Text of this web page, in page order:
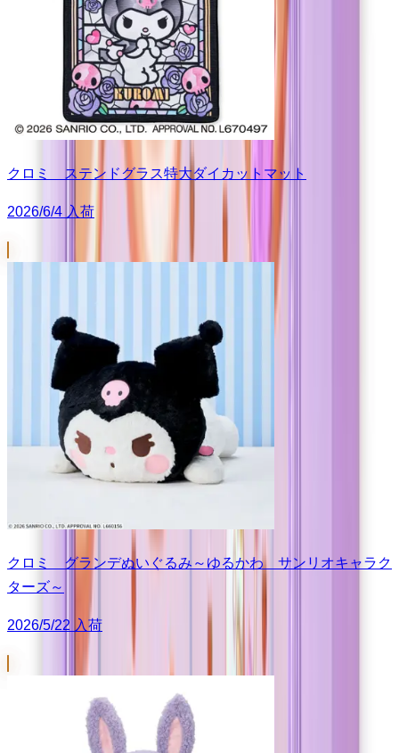
クロミ ステンドグラス特大ダイカットマット
2026/6/4 入荷
クロミ グランデぬいぐるみ～ゆるかわ サンリオキャラク
ターズ～
2026/5/22 入荷